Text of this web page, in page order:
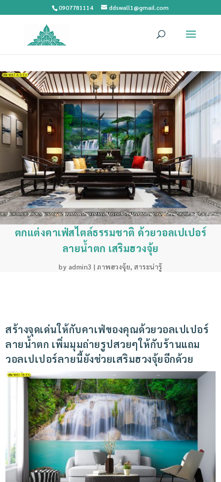
0907781114 ddswall1@gmail.com
ตกแต่งคาเฟ่สไตล์ธรรมชาติ ด้วยวอลเปเปอร์
ลายน้ำตก เสริมฮวงจุ้ย
by admin3 |ภาพฮวงจุ้ย,สาระน่ารู้
สร้างจุดเด่นให้กับคาเฟ่ของคุณด้วยวอลเปเปอร์
ลายน้ำตก เพิ่มมุมถ่ายรูปสวยๆให้กับร้านแถม
วอลเปเปอร์ลายนี้ยังช่วยเสริมฮวงจุ้ยอีกด้วย